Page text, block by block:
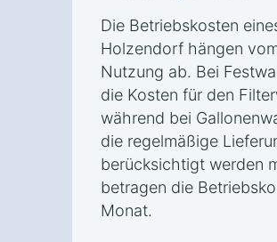
Die Betriebskosten
Holzendorf hängen
Nutzung ab. Bei
die Kosten für den
während bei
die regelmäßige
berücksichtigt werden
betragen die
Monat.